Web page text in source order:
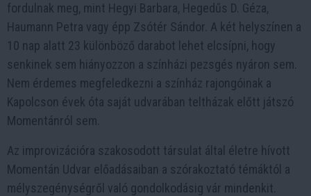
fordulnak meg, mint Hegyi Barbara, Hegedűs D. Géza,
Haumann Petra vagy épp Zsótér Sándor. A két helyszínen a
10 nap alatt 23 különböző darabot lehet elcsípni, hogy
senkinek sem hiányozzon a színházi pezsgés nyáron sem.
Nem érdemes megfeledkezni a színház rajongóinak a
Kapolcson évek óta saját udvarában teltházak előtt játszó
Momentánról sem.
Az improvizációra szakosodott társulat által életre hívott
Momentán Udvar előadásaiban a szórakoztató témáktól a
mélyszegénységről való gondolkodásig vár mindenkit.